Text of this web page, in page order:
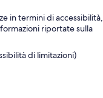
in termini di accessibilità,
riportate sulla
di limitazioni)